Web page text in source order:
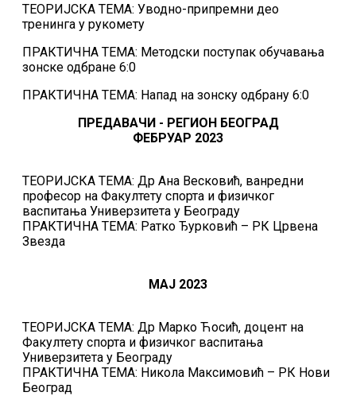
ТЕОРИЈСКА ТЕМА: Уводно-припремни део
тренинга у рукомету
ПРАКТИЧНА ТЕМА: Методски поступак обучавања
зонске одбране 6:0
ПРАКТИЧНА ТЕМА: Напад на зонску одбрану 6:0
ПРЕДАВАЧИ - РЕГИОН БЕОГРАД
ФЕБРУАР 2023
ТЕОРИЈСКА ТЕМА: Др Ана Весковић, ванредни
професор на Факултету спорта и физичког
васпитања Универзитета у Београду
ПРАКТИЧНА ТЕМА: Ратко Ђурковић – РК Црвена
Звезда
МАЈ 2023
ТЕОРИЈСКА ТЕМА: Др Марко Ћосић, доцент на
Факултету спорта и физичког васпитања
Универзитета у Београду
ПРАКТИЧНА ТЕМА: Никола Максимовић – РК Нови
Београд